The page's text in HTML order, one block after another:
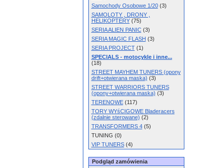
Samochody Osobowe 1/20(3)
SAMOLOTY , DRONY ,
HELIKOPTERY(75)
SERIA ALIEN PANIC(3)
SERIA MAGIC FLASH (3)
SERIA PROJECT(1)
SPECIALS - motocykle i inne...
(18)
STREET MAYHEM TUNERS (opony
drift+otwierana maska) (3)
STREET WARRIORS TUNERS
(opony+otwierana maska) (3)
TERENOWE(117)
TORY WYśCIGOWE Bladeracers
(zdalnie sterowane) (2)
TRANSFORMERS 4(5)
TUNING (0)
VIP TUNERS(4)
Podgląd zamówienia